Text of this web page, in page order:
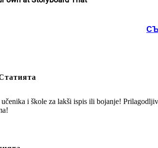
i škole za lakši ispis ili bojanje!